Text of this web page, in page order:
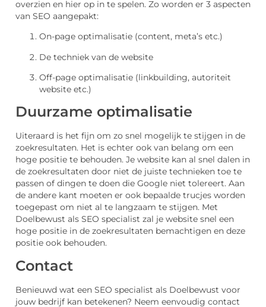
overzien en hier op in te spelen. Zo worden er 3 aspecten
van SEO aangepakt:
On-page optimalisatie (content, meta’s etc.)
De techniek van de website
Off-page optimalisatie (linkbuilding, autoriteit
website etc.)
Duurzame optimalisatie
Uiteraard is het fijn om zo snel mogelijk te stijgen in de
zoekresultaten. Het is echter ook van belang om een
hoge positie te behouden. Je website kan al snel dalen in
de zoekresultaten door niet de juiste technieken toe te
passen of dingen te doen die Google niet tolereert. Aan
de andere kant moeten er ook bepaalde trucjes worden
toegepast om niet al te langzaam te stijgen. Met
Doelbewust als SEO specialist zal je website snel een
hoge positie in de zoekresultaten bemachtigen en deze
positie ook behouden.
Contact
Benieuwd wat een SEO specialist als Doelbewust voor
jouw bedrijf kan betekenen? Neem eenvoudig contact